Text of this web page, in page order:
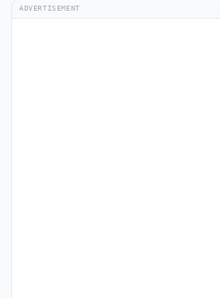
ADVERTISEMENT